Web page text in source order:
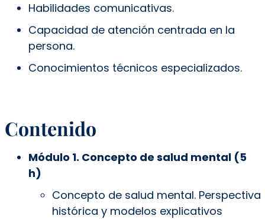
Habilidades comunicativas.
Capacidad de atención centrada en la
persona.
Conocimientos técnicos especializados.
Contenido
Módulo 1. Concepto de salud mental (5
h)
Concepto de salud mental. Perspectiva
histórica y modelos explicativos